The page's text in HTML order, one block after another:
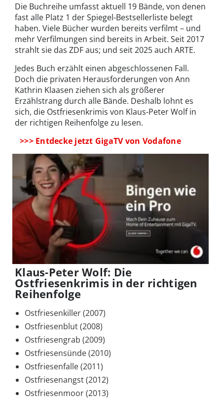
Die Buchreihe umfasst aktuell 19 Bände, von denen
fast alle Platz 1 der Spiegel-Bestsellerliste belegt
haben. Viele Bücher wurden bereits verfilmt – und
mehr Verfilmungen sind bereits in Arbeit. Seit 2017
strahlt sie das ZDF aus; und seit 2025 auch ARTE.
Jedes Buch erzählt einen abgeschlossenen Fall.
Doch die privaten Herausforderungen von Ann
Kathrin Klaasen ziehen sich als größerer
Erzählstrang durch alle Bände. Deshalb lohnt es
sich, die Ostfriesenkrimis von Klaus-Peter Wolf in
der richtigen Reihenfolge zu lesen.
>>> Entdecke jetzt GigaTV von Vodafone
Klaus-Peter Wolf: Die
Ostfriesenkrimis in der richtigen
Reihenfolge
Ostfriesenkiller (2007)
Ostfriesenblut (2008)
Ostfriesengrab (2009)
Ostfriesensünde (2010)
Ostfriesenfalle (2011)
Ostfriesenangst (2012)
Ostfriesenmoor (2013)